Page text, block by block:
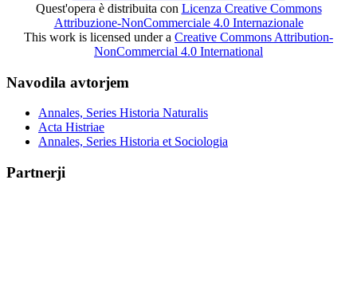
Quest'opera è distribuita con Licenza Creative Commons
Attribuzione-NonCommerciale 4.0 Internazionale
This work is licensed under a Creative Commons Attribution-
NonCommercial 4.0 International
Navodila avtorjem
Annales, Series Historia Naturalis
Acta Histriae
Annales, Series Historia et Sociologia
Partnerji